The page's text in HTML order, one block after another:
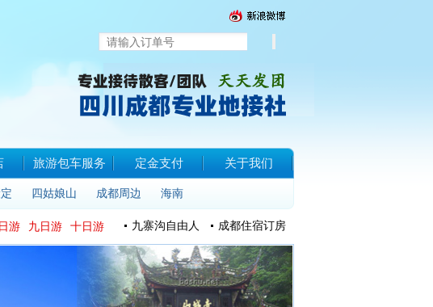
旅游包车服务 定金支付 关于我们
四姑娘山 成都周边 海南
游 九日游 十日游 九寨沟自由人 成都住宿订房